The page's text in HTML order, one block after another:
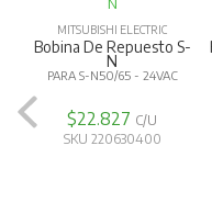
Aplicación
:
motores, iluminación,
industriales.
MITSUBISHI ELECTRIC
Bobina De Repuesto S-
N
PARA S-N50/65 - 24VAC
$22.827 C/U
SKU 220630400